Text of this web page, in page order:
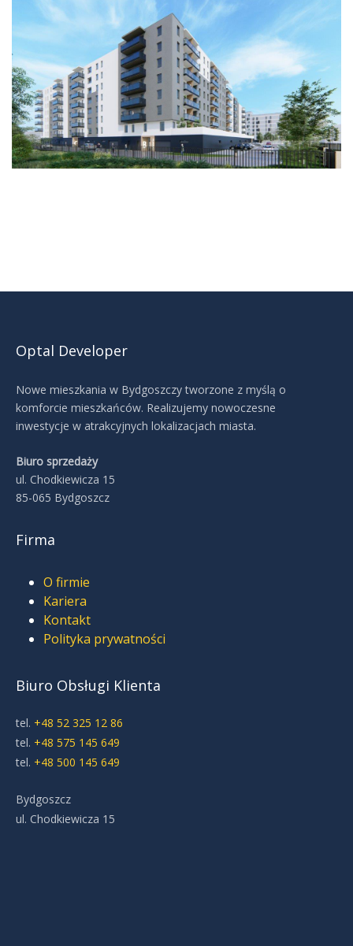
Optal Developer
Nowe mieszkania w Bydgoszczy tworzone z myślą o
komforcie mieszkańców. Realizujemy nowoczesne
inwestycje w atrakcyjnych lokalizacjach miasta.
Biuro sprzedaży
ul. Chodkiewicza 15
85-065 Bydgoszcz
Firma
O firmie
Kariera
Kontakt
Polityka prywatności
Biuro Obsługi Klienta
tel. +48 52 325 12 86
tel. +48 575 145 649
tel. +48 500 145 649
Bydgoszcz
ul. Chodkiewicza 15